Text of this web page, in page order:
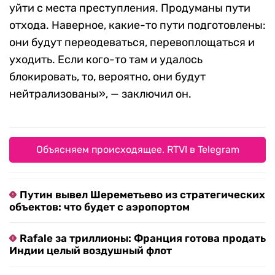
уйти с места преступления. Продуманы пути
отхода. Наверное, какие-то пути подготовлены:
они будут переодеваться, перевоплощаться и
уходить. Если кого-то там и удалось
блокировать, то, вероятно, они будут
нейтрализованы», — заключил он.
Объясняем происходящее. RTVI в Telegram
Путин вывел Шереметьево из стратегических
объектов: что будет с аэропортом
Rafale за триллионы: Франция готова продать
Индии целый воздушный флот